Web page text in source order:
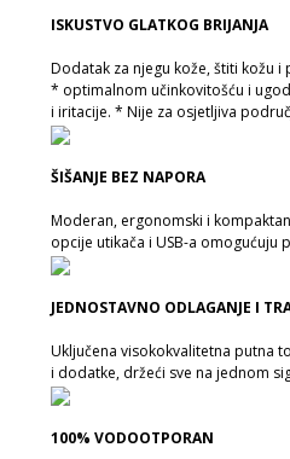
ISKUSTVO GLATKOG BRIJANJA
Dodatak za njegu kože, štiti kožu
* optimalnom učinkovitošću i
i iritacije. * Nije za osjetljiva
ŠIŠANJE BEZ NAPORA
Moderan, ergonomski i
opcije utikača i USB-a omogućuju
JEDNOSTAVNO ODLAGANJE I
Uključena visokokvalitetna putna
i dodatke, držeći sve na jednom
100% VODOOTPORAN